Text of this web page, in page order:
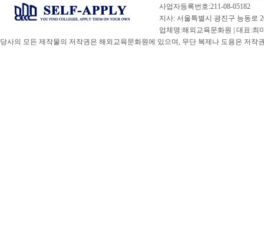
사업자등록번호:211-08-05182
지사: 서울특별시 광진구 능동로
업체명:해외교육문화원 | 대표:최
당사의 모든 제작물의 저작권은 해외교육문화원에 있으며, 무단 복제나 도용은 저